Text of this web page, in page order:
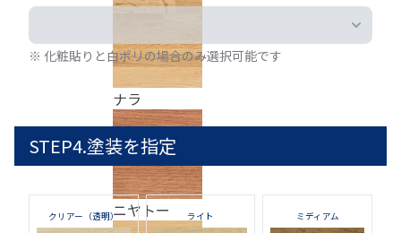
ナラ
ニヤトー
※ 化粧貼りと白ポリの場合のみ選択可能です
STEP4.塗装を指定
クリアー（透明） ライト ミディアム